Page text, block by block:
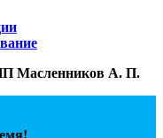
Масленников А. П.